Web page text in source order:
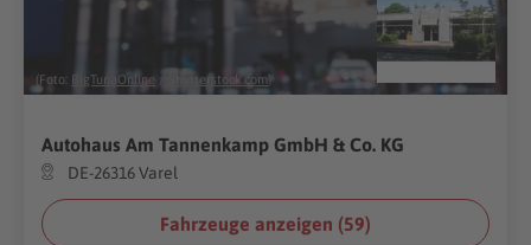
(Foto: BigTunaOnline / Shutterstock.com)
Autohaus Am Tannenkamp GmbH & Co. KG
DE-26316 Varel
Fahrzeuge anzeigen (59)